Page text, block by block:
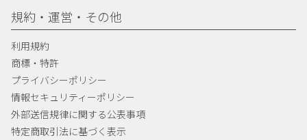
規約・運営・その他
利用規約
商標・特許
プライバシーポリシー
情報セキュリティーポリシー
外部送信規律に関する公表事項
特定商取引法に基づく表示